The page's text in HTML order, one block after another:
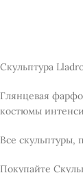
Скульптура
Глянцевая
костюмы
Все скульптуры,
Покупайте